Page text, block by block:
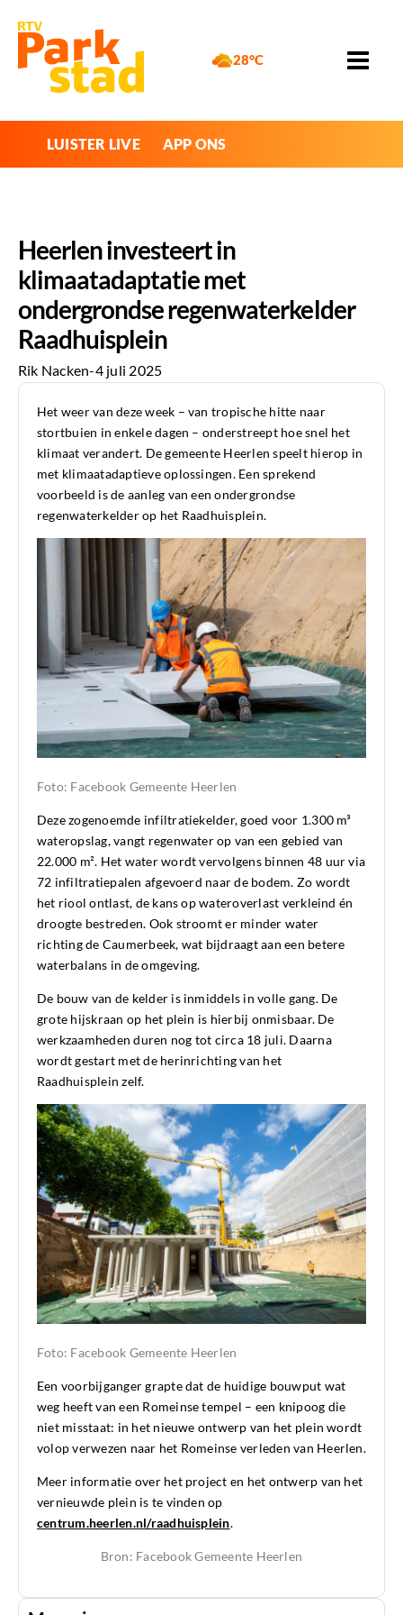
28°C
LUISTER LIVE APP ONS
Heerlen investeert in
klimaatadaptatie met
ondergrondse regenwaterkelder
Raadhuisplein
Rik Nacken-4 juli 2025
Het weer van deze week – van tropische hitte naar
stortbuien in enkele dagen – onderstreept hoe snel het
klimaat verandert. De gemeente Heerlen speelt hierop in
met klimaatadaptieve oplossingen. Een sprekend
voorbeeld is de aanleg van een ondergrondse
regenwaterkelder op het Raadhuisplein.
Foto: Facebook Gemeente Heerlen
Deze zogenoemde infiltratiekelder, goed voor 1.300 m³
wateropslag, vangt regenwater op van een gebied van
22.000 m². Het water wordt vervolgens binnen 48 uur via
72 infiltratiepalen afgevoerd naar de bodem. Zo wordt
het riool ontlast, de kans op wateroverlast verkleind én
droogte bestreden. Ook stroomt er minder water
richting de Caumerbeek, wat bijdraagt aan een betere
waterbalans in de omgeving.
De bouw van de kelder is inmiddels in volle gang. De
grote hijskraan op het plein is hierbij onmisbaar. De
werkzaamheden duren nog tot circa 18 juli. Daarna
wordt gestart met de herinrichting van het
Raadhuisplein zelf.
Foto: Facebook Gemeente Heerlen
Een voorbijganger grapte dat de huidige bouwput wat
weg heeft van een Romeinse tempel – een knipoog die
niet misstaat: in het nieuwe ontwerp van het plein wordt
volop verwezen naar het Romeinse verleden van Heerlen.
Meer informatie over het project en het ontwerp van het
vernieuwde plein is te vinden op
centrum.heerlen.nl/raadhuisplein.
Bron: Facebook Gemeente Heerlen